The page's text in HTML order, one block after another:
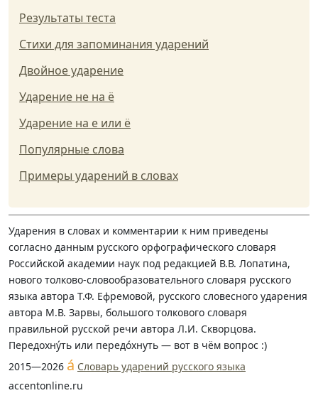
Результаты теста
Стихи для запоминания ударений
Двойное ударение
Ударение не на ё
Ударение на е или ё
Популярные слова
Примеры ударений в словах
Ударения в словах и комментарии к ним приведены
согласно данным русского орфографического словаря
Российской академии наук под редакцией В.В. Лопатина,
нового толково-словообразовательного словаря русского
языка автора Т.Ф. Ефремовой, русского словесного ударения
автора М.В. Зарвы, большого толкового словаря
правильной русской речи автора Л.И. Скворцова.
Передохну́ть или передо́хнуть — вот в чём вопрос :)
2015—2026 á Словарь ударений русского языка
accentonline.ru